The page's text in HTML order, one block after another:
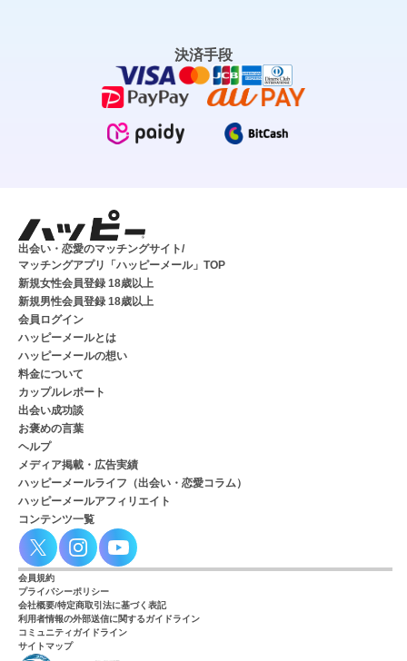
決済手段
出会い・恋愛のマッチングサイト/
マッチングアプリ「ハッピーメール」TOP
新規女性会員登録 18歳以上
新規男性会員登録 18歳以上
会員ログイン
ハッピーメールとは
ハッピーメールの想い
料金について
カップルレポート
出会い成功談
お褒めの言葉
ヘルプ
メディア掲載・広告実績
ハッピーメールライフ（出会い・恋愛コラム）
ハッピーメールアフィリエイト
コンテンツ一覧
会員規約
プライバシーポリシー
会社概要/特定商取引法に基づく表記
利用者情報の外部送信に関するガイドライン
コミュニティガイドライン
サイトマップ